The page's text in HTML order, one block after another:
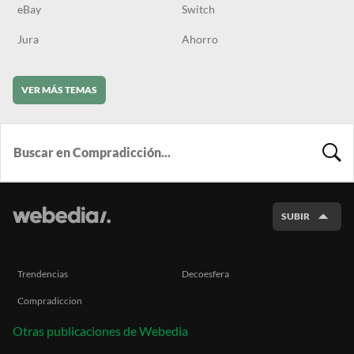
eBay Switch
Jura Ahorro
VER MÁS TEMAS
SUBIR
Trendencias Decoesfera
Compradiccion
Otras publicaciones de Webedia